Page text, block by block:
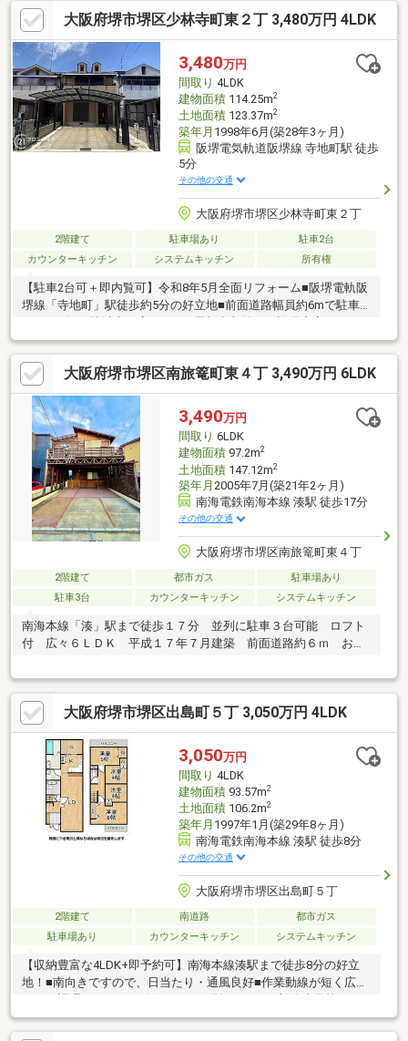
大阪府堺市堺区少林寺町東２丁 3,480万円 4LDK
3,480万円
間取り 4LDK
建物面積114.25m2
土地面積123.37m2
築年月 1998年6月(築28年3ヶ月)
阪堺電気軌道阪堺線 寺地町駅 徒歩
5分
その他の交通
大阪府堺市堺区少林寺町東２丁
2階建て 駐車場あり
駐車2台
カウンターキッチン
システムキッチン 所有権
【駐車2台可＋即内覧可】令和8年5月全面リフォーム■阪堺電軌阪
堺線「寺地町」駅徒歩約5分の好立地■前面道路幅員約6mで駐車も
スムーズ■15帖以上の広々LDKや屋根裏収納など設備充実
大阪府堺市堺区南旅篭町東４丁 3,490万円 6LDK
3,490万円
間取り 6LDK
建物面積97.2m2
土地面積147.12m2
築年月 2005年7月(築21年2ヶ月)
南海電鉄南海本線 湊駅 徒歩17分
その他の交通
大阪府堺市堺区南旅篭町東４丁
2階建て 都市ガス
駐車場あり
駐車3台
カウンターキッチン システムキッチン
南海本線「湊」駅まで徒歩１７分 並列に駐車３台可能 ロフト
付 広々６ＬＤＫ 平成１７年７月建築 前面道路約６ｍ おし
大阪府堺市堺区出島町５丁 3,050万円 4LDK
3,050万円
間取り 4LDK
建物面積93.57m2
土地面積106.2m2
築年月 1997年1月(築29年8ヶ月)
南海電鉄南海本線 湊駅 徒歩8分
その他の交通
大阪府堺市堺区出島町５丁
2階建て 南道路
都市ガス
駐車場あり
カウンターキッチン システムキッチン
【収納豊富な4LDK+即予約可】南海本線湊駅まで徒歩8分の好立
地！■南向きですので、日当たり・通風良好■作業動線が短く広々
とした調理スペースを確保できるＬ型キッチン■新湊小学校まで
徒歩5分